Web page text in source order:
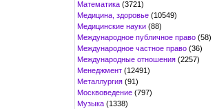
Математика (3721)
Медицина, здоровье (10549)
Медицинские науки (88)
Международное публичное право (58)
Международное частное право (36)
Международные отношения (2257)
Менеджмент (12491)
Металлургия (91)
Москвоведение (797)
Музыка (1338)